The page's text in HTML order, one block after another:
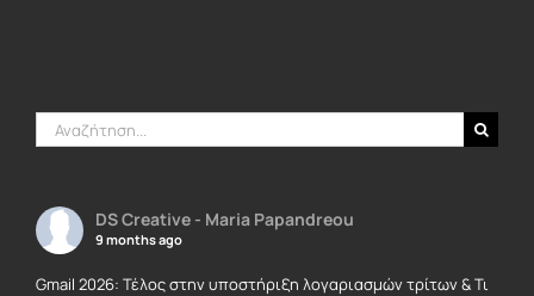
Αναζήτηση
για:
DS Creative - Maria Papandreou
9 months ago
Gmail 2026: Τέλος στην υποστήριξη λογαριασμών τρίτων & Τι